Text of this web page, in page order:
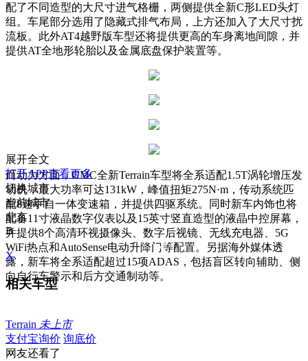
配了不同造型的大尺寸进气格栅，两侧提供全新C形LED头灯
组。车尾部分选用了隐藏式排气布局，上方还加入了大尺寸扰
流板。此外AT4越野版车型还将提供更高的车身离地间隙，并
提供AT全地形轮胎以及金属底盘保护装置等。
而动力方面，GMC全新Terrain车型将全系适配1.5T涡轮增压发
动机，最大功率可达131kW，峰值扭矩275N·m，传动系统匹
配8速手自一体变速箱，并提供四驱系统。同时新车内饰也将
配备11寸液晶数字仪表以及15英寸竖直造型的液晶中控屏幕，
并提供8个高清环视摄像头、数字后视镜、无线充电器、5G
WiFi热点和AutoSense电动升降门等配置。
另据海外媒体透
露， 新车将全系适配超过15项ADAS，包括盲区转向辅助、侧
向自行车警示和后方交通制动等。
展开全文
打开APP查看更多
切换城市
当前城市
北京
B
X
相关车型
Terrain 未上市
支付宝询价 询底价
网友还看了